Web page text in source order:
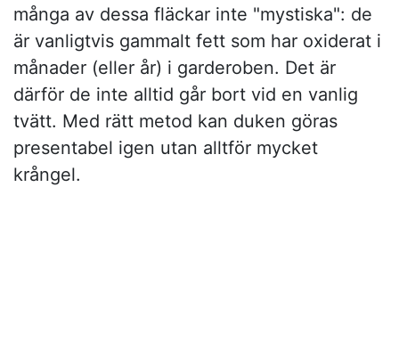
många av dessa fläckar inte "mystiska": de
är vanligtvis gammalt fett som har oxiderat i
månader (eller år) i garderoben. Det är
därför de inte alltid går bort vid en vanlig
tvätt. Med rätt metod kan duken göras
presentabel igen utan alltför mycket
krångel.